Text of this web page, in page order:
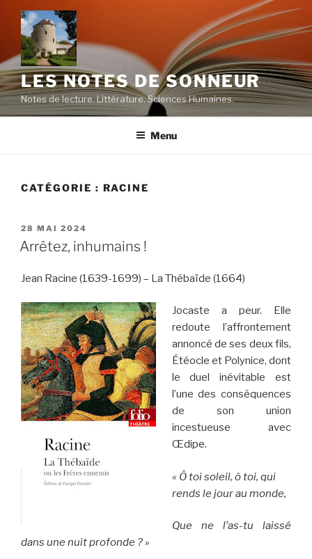
contenu
principal
LES NOTES DE SONNEUR
Notes de lecture. Littérature. Sciences Humaines.
Menu
CATÉGORIE : RACINE
PUBLIÉ
LE
28 MAI 2024
Arrêtez, inhumains !
Jean Racine (1639-1699) – La Thébaïde (1664)
Jocaste a peur. Elle
redoute l’affrontement
annoncé de ses deux fils,
Étéocle et Polynice, dont
le duel inévitable est
l’une des conséquences
de son union
incestueuse avec
Œdipe.
« Ô toi soleil, ô toi, qui
rends le jour au monde,
Que ne l’as-tu laissé
dans une nuit profonde ? »